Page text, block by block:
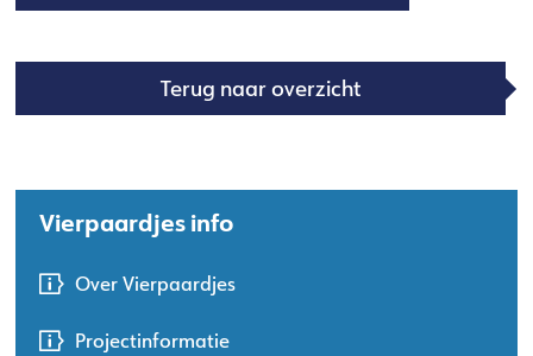
Terug naar overzicht
Vierpaardjes info
Over Vierpaardjes
Projectinformatie